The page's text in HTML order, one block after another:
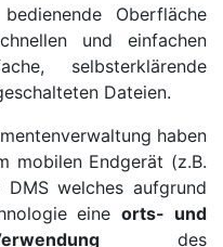
Oberfläche
und einfachen
selbsterklärende
Dateien.
haben
mobilen Endgerät (z.B.
welches aufgrund
eineorts- und
des